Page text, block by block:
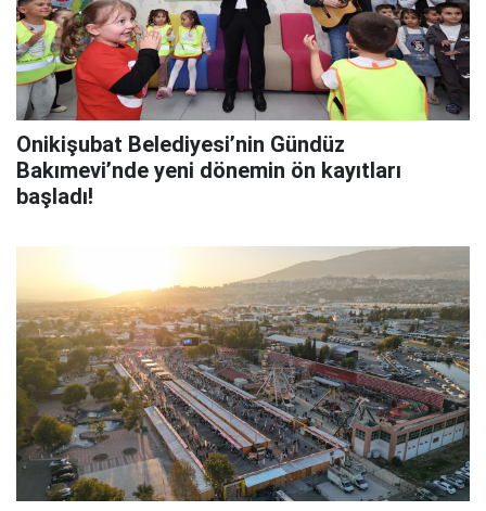
Onikişubat Belediyesi’nin Gündüz
Bakımevi’nde yeni dönemin ön kayıtları
başladı!